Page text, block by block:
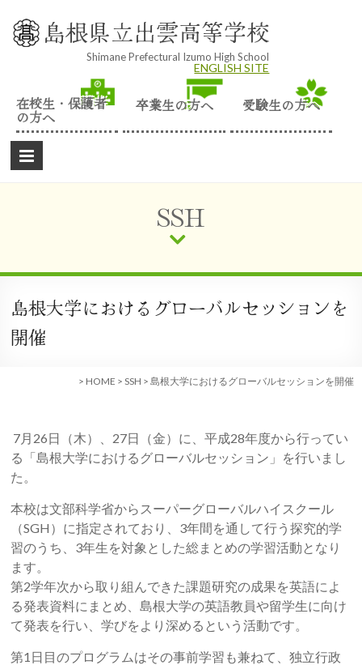
content 島根県立出雲高等学校
Shimane Prefectural Izumo High School
ENGLISH SITE
在校生・保護者
の方へ
卒業生の方へ 受験生の方へ
SSH
島根大学におけるグローバルセッションを
開催
> HOME > SSH > 島根大学におけるグローバルセッションを開催
7月26日（木）、27日（金）に、平成28年度から行ってい
る「島根大学におけるグローバルセッション」を行いまし
た。
本校は文部科学省からスーパーグローバルハイスクール
（SGH）に指定されており、3年間を通して行う探究的学
習のうち、3年生を対象とした総まとめの学習活動となり
ます。
第2学年次から取り組んできた課題研究の成果を英語によ
る発表資料にまとめ、島根大学の英語教員や留学生に向け
て発表を行い、学びをより深めるという活動です。
第1日目のプログラムはその事前学習も兼ねて、独立行政